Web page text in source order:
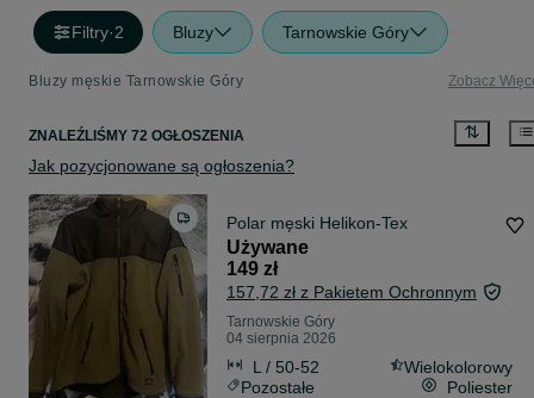
Filtry·2 Bluzy Tarnowskie Góry
Bluzy męskie Tarnowskie Góry Zobacz
ZNALEŹLIŚMY 72 OGŁOSZENIA
Jak pozycjonowane są ogłoszenia?
Polar męski Helikon-Tex
Używane
149 zł
157,72 zł z Pakietem Ochronnym
Tarnowskie Góry
04 sierpnia 2026
L / 50-52
Wielokolorowy
Pozostałe
Poliester